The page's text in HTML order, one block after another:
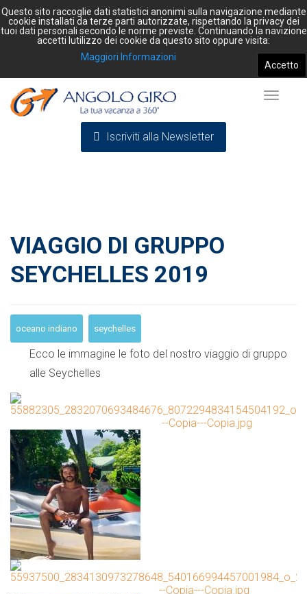
Questo sito raccoglie dati statistici anonimi sulla navigazione mediante
cookie installati da terze parti autorizzate, rispettando la privacy dei
tuoi dati personali secondo le norme previste. Continuando la navizione
accetti lutilizzo dei cookie da questo sito oppure visita:
Maggiori Informazioni
Accetto
Iscriviti alla Newsletter
VIAGGIO DI GRUPPO
SEYCHELLES 2019
oceano indiano seychelles
Ecco le immagine le foto del nostro viaggio di gruppo
alle Seychelles